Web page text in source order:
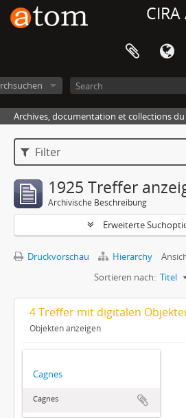
Archives, documentation et collections du
Filter
1925 Treffer
Archivische Beschreibung
Erweiterte
Druckvorschau Hierarchy
Sortieren nach: Titel
4 Treffer mit digitalen
Objekten anzeigen
Cagnes
Cagnes